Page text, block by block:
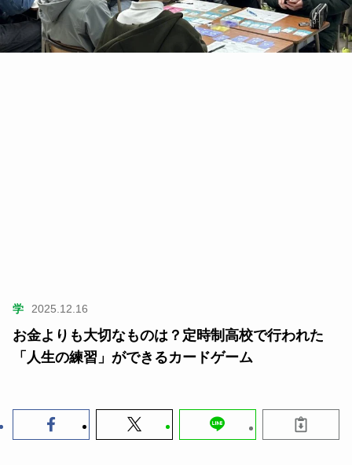
学 2025.12.16
お金よりも大切なものは？定時制高校で行われた
「人生の練習」ができるカードゲーム